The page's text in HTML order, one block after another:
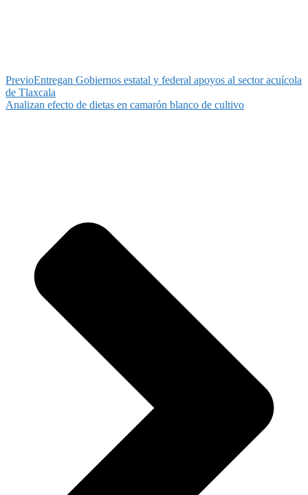
PrevioEntregan Gobiernos estatal y federal apoyos al sector acuícola
de Tlaxcala
Analizan efecto de dietas en camarón blanco de cultivo